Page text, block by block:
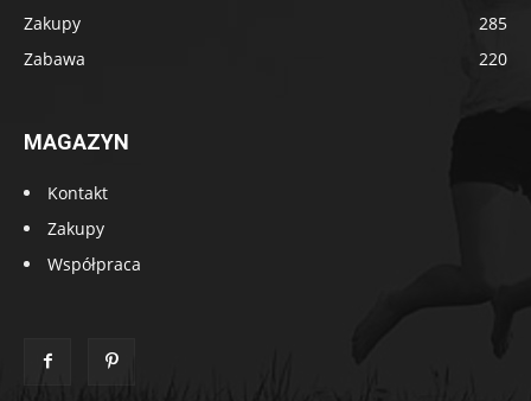
Zakupy
285
Zabawa
220
MAGAZYN
Kontakt
Zakupy
Współpraca